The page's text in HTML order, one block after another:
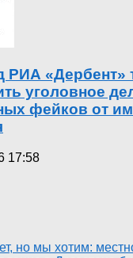
РИА «Дербент»
уголовное
фейков от
17:58